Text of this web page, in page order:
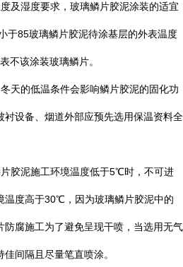
及湿度要求，玻璃鳞片胶泥涂装的适宜
于85玻璃鳞片胶泥待涂基层的外表温度
不该涂装玻璃鳞片。
天的低温条件会影响鳞片胶泥的固化功
设备、烟道外部应预先选用保温资料全
胶泥施工环境温度低于5℃时，不可进
温度高于30℃ ，因为玻璃鳞片胶泥中的
防腐施工为了避免呈现干喷，当选用无气
间隔且尽量笔直喷涂。